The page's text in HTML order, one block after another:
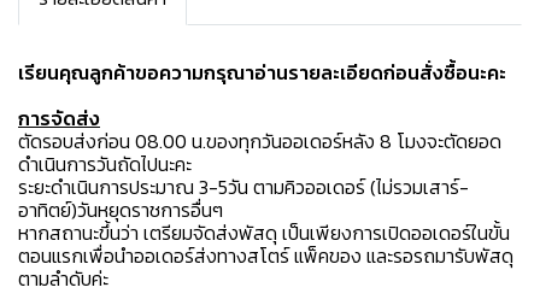
เรียนคุณลูกค้าขอความกรุณาอ่านรายละเอียดก่อนสั่งซื้อนะคะ️
การจัดส่ง
ตัดรอบส่งก่อน 08.00 น.ของทุกวันออเดอร์หลัง 8 โมงจะตัดยอด
ดำเนินการวันถัดไปนะคะ
ระยะดำเนินการประมาณ 3-5วัน ตามคิวออเดอร์ (ไม่รวมเสาร์-
อาทิตย์)วันหยุดราชการอื่นๆ
หากสถานะขึ้นว่า เตรียมจัดส่งพัสดุ เป็นเพียงการเปิดออเดอร์ในขั้น
ตอนแรกเพื่อนำออเดอร์ส่งทางสโตร์ แพ็คของ และรอรถมารับพัสดุ
ตามลำดับค่ะ